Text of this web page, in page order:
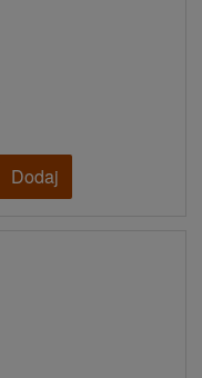
Dodaj